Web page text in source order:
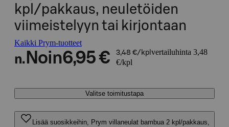
kpl/pakkaus, neuletöiden
viimeistelyyn tai kirjontaan
Kaikki Prym-tuotteet
n. Noin6,95 € 3,48 €/kpl vertailuhinta 3,48
€/kpl
Valitse toimitustapa
Lisää suosikkeihin, Prym villaneulat bambua 2 kpl/pakkaus,